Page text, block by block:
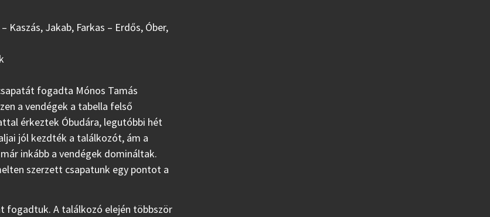
Kaszás, Jakab, Farkas – Erdős, Óber,
fogadta Mónos Tamás
a vendégek a tabella felső
érkeztek Óbudára, legutóbbi hét
jól kezdték a találkozót, ám a
inkább a vendégek domináltak.
szerzett csapatunk egy pontot a
fogadtuk. A találkozó elején többször